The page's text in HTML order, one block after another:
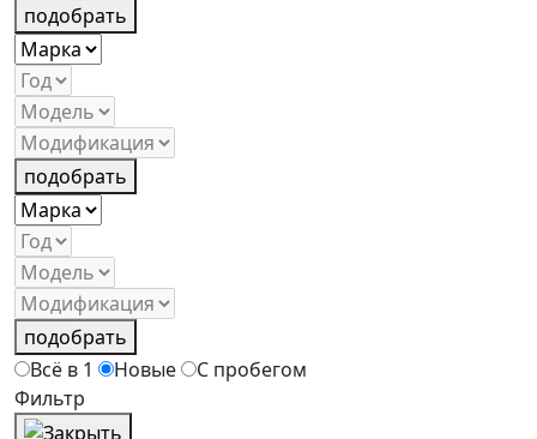
подобрать
подобрать
подобрать
Всё в 1
Новые
С пробегом
Фильтр